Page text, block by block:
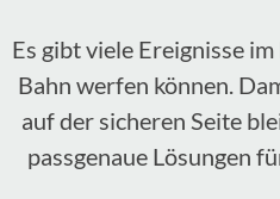
Es gibt viele Ereignisse
Bahn werfen können.
auf der sicheren Seite
passgenaue Lösungen